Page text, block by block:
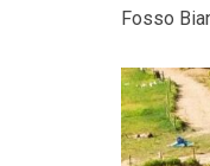
Fosso